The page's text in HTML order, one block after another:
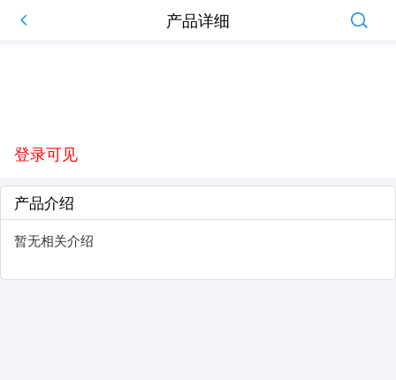
产品详细
登录可见
产品介绍
暂无相关介绍